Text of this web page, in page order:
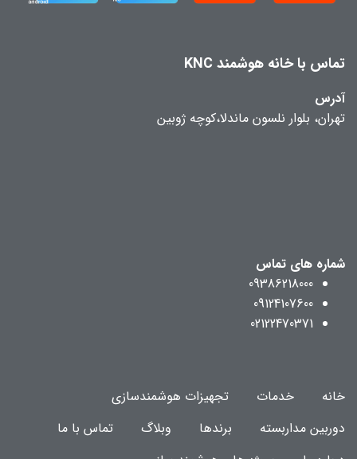
تماس با خانه هوشمند KNC
آدرس
تهران، بلوار نلسون ماندلا،کوچه ژوبین
شماره های تماس
09386218000
09124107600
02122470371
خانه خدمات
تجهیزات هوشمندسازی
دوربین مداربسته
برندها وبلاگ
تماس با ما